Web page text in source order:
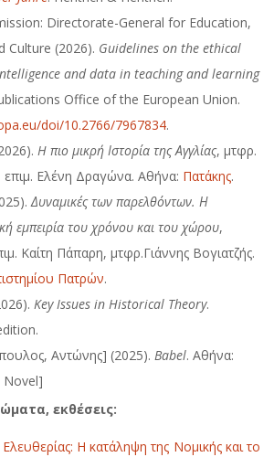
Directorate-General for Education,
Culture (2026). Guidelines on the ethical
and data in teaching and learning
Office of the European Union.
doi/10.2766/7967834.
H πιο μικρή Ιστορία της Αγγλίας, μτφρ.
Ελένη Δραγώνα. Αθήνα: Πατάκης.
Δυναμικές των παρελθόντων. Η
εμπειρία του χρόνου και του χώρου,
Καίτη Πάπαρη, μτφρ.Γιάννης Βογιατζής.
Πατρών.
Key Issues in Historical Theory.
Αντώνης] (2025). Babel. Αθήνα:
Novel]
εκθέσεις:
Η κατάληψη της Νομικής και το